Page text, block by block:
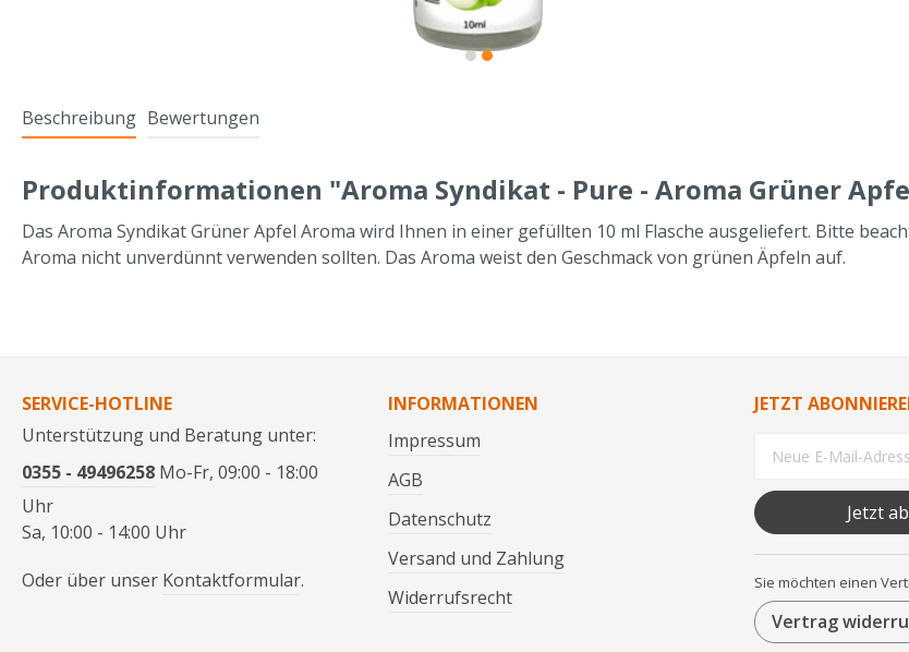
Beschreibung Bewertungen
Produktinformationen "Aroma Syndikat - Pure - Aroma Grüner
Das Aroma Syndikat Grüner Apfel Aroma wird Ihnen in einer gefüllten 10 ml Flasche ausgeliefert. Bitte
Aroma nicht unverdünnt verwenden sollten. Das Aroma weist den Geschmack von grünen Äpfeln auf.
SERVICE-HOTLINE
Unterstützung und Beratung unter:
0355 - 49496258 Mo-Fr, 09:00 - 18:00
Uhr
Sa, 10:00 - 14:00 Uhr
Oder über unser Kontaktformular.
INFORMATIONEN
Impressum
AGB
Datenschutz
Versand und Zahlung
Widerrufsrecht
JETZT
Jetzt
Sie möchten einen
Vertrag